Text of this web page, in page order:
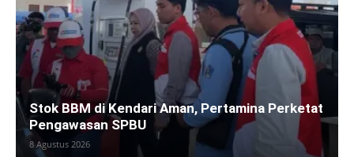
Stok BBM di Kendari Aman, Pertamina Perketat
Pengawasan SPBU
8 Agustus 2026